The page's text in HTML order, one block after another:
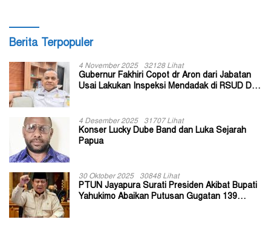
Berita Terpopuler
4 November 2025 32128 Lihat
Gubernur Fakhiri Copot dr Aron dari Jabatan
Usai Lakukan Inspeksi Mendadak di RSUD Dok
4 Desember 2025 31707 Lihat
Konser Lucky Dube Band dan Luka Sejarah
Papua
30 Oktober 2025 30848 Lihat
PTUN Jayapura Surati Presiden Akibat Bupati
Yahukimo Abaikan Putusan Gugatan 139